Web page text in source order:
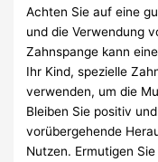
Achten Sie auf eine
und die Verwendung
Zahnspange kann
Ihr Kind, spezielle
verwenden, um die
Bleiben Sie positiv
vorübergehende
Nutzen. Ermutigen